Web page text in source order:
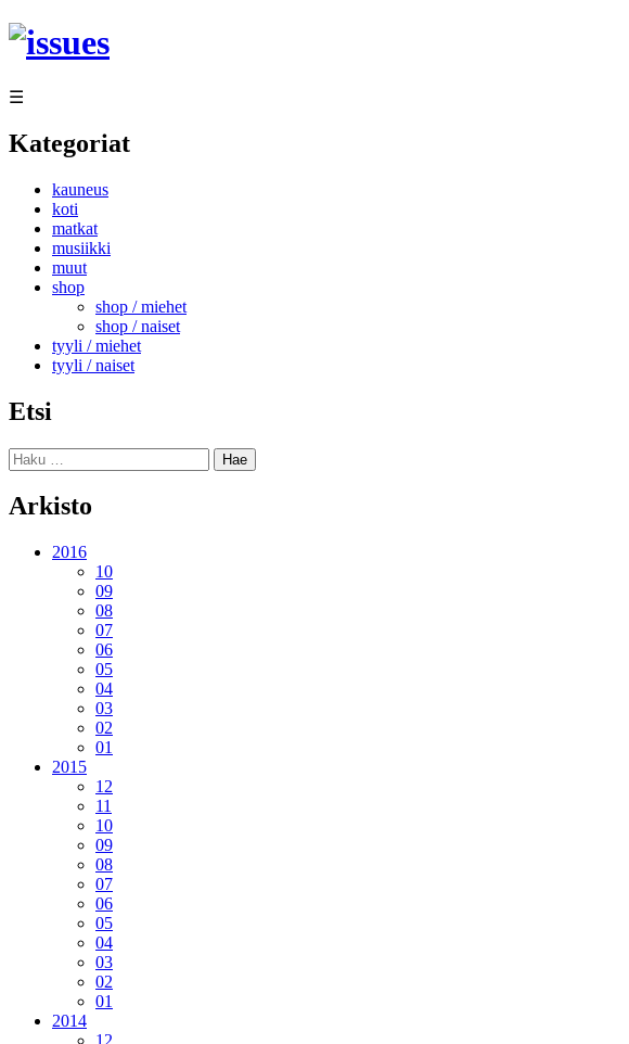
Siirry
sisältöön
☰
Kategoriat
kauneus
koti
matkat
musiikki
muut
shop
shop / miehet
shop / naiset
tyyli / miehet
tyyli / naiset
Etsi
Haku:
Arkisto
2016
10
09
08
07
06
05
04
03
02
01
2015
12
11
10
09
08
07
06
05
04
03
02
01
2014